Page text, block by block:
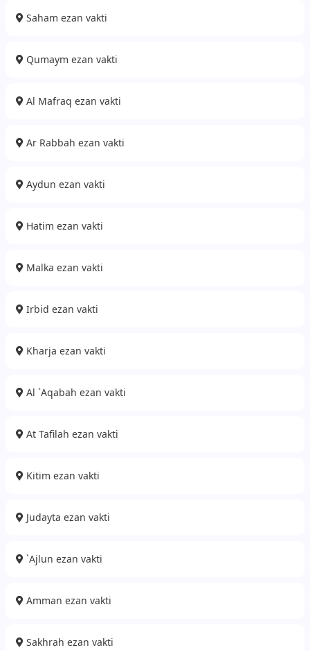
Saham ezan vakti
Qumaym ezan vakti
Al Mafraq ezan vakti
Ar Rabbah ezan vakti
Aydun ezan vakti
Hatim ezan vakti
Malka ezan vakti
Irbid ezan vakti
Kharja ezan vakti
Al `Aqabah ezan vakti
At Tafilah ezan vakti
Kitim ezan vakti
Judayta ezan vakti
`Ajlun ezan vakti
Amman ezan vakti
Sakhrah ezan vakti